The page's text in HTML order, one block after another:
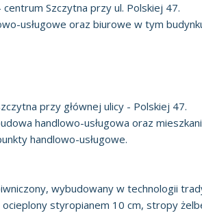
Szczytna przy ul. Polskiej 47.
usługowe oraz biurowe w tym
przy głównej ulicy - Polskiej 47.
handlowo-usługowa oraz
handlowo-usługowe.
wybudowany w technologii
styropianem 10 cm, stropy